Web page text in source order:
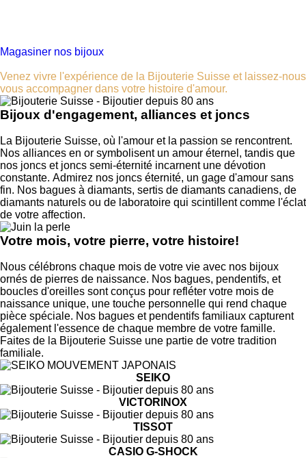
Magasiner nos bijoux
Venez vivre l'expérience de la Bijouterie Suisse et laissez-nous
vous accompagner dans votre histoire d'amour.
Bijoux d'engagement, alliances et joncs
La Bijouterie Suisse, où l'amour et la passion se rencontrent.
Nos alliances en or symbolisent un amour éternel, tandis que
nos joncs et joncs semi-éternité incarnent une dévotion
constante. Admirez nos joncs éternité, un gage d'amour sans
fin. Nos bagues à diamants, sertis de diamants canadiens, de
diamants naturels ou de laboratoire qui scintillent comme l'éclat
de votre affection.
Votre mois, votre pierre, votre histoire!
Nous célébrons chaque mois de votre vie avec nos bijoux
ornés de pierres de naissance. Nos bagues, pendentifs, et
boucles d'oreilles sont conçus pour refléter votre mois de
naissance unique, une touche personnelle qui rend chaque
pièce spéciale. Nos bagues et pendentifs familiaux capturent
également l'essence de chaque membre de votre famille.
Faites de la Bijouterie Suisse une partie de votre tradition
familiale.
SEIKO
VICTORINOX
TISSOT
CASIO G-SHOCK